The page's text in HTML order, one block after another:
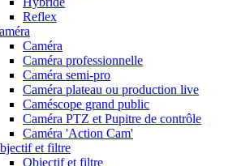
Reflex
Caméra
Caméra professionnelle
Caméra semi-pro
Caméra plateau ou production live
Caméscope grand public
Caméra PTZ et Pupitre de contrôle
Caméra 'Action Cam'
et filtre
Objectif et filtre